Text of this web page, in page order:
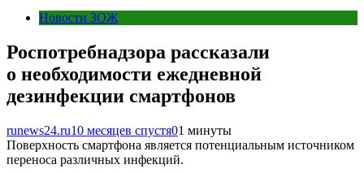
Новости ЗОЖ
Роспотребнадзора рассказали
о необходимости ежедневной
дезинфекции смартфонов
runews24.ru10 месяцев спустя01 минуты
Поверхность смартфона является потенциальным источником
переноса различных инфекций.